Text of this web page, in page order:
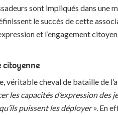
sont impliqués dans une
le succès de cette
et l’engagement citoyen.
citoyenne
véritable cheval de bataille de
les capacités d’expression des
puissent les déployer ». En